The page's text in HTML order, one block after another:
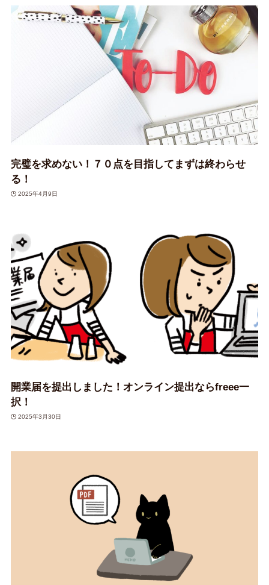
完璧を求めない！７０点を目指してまずは終わらせ
る！
2025年4月9日
開業届を提出しました！オンライン提出ならfreee一
択！
2025年3月30日